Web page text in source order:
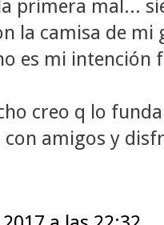
primera mal...
la camisa de
es mi intención
creo q lo
amigos y